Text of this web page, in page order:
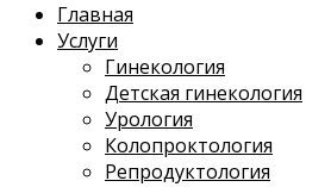
Главная
Услуги
Гинекология
Детская гинекология
Урология
Колопроктология
Репродуктология